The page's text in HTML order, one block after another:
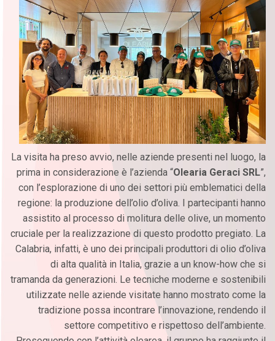
La visita ha preso avvio, nelle aziende presenti nel luogo, la
prima in considerazione è l’azienda “Olearia Geraci SRL”,
con l’esplorazione di uno dei settori più emblematici della
regione: la produzione dell’olio d’oliva. I partecipanti hanno
assistito al processo di molitura delle olive, un momento
cruciale per la realizzazione di questo prodotto pregiato. La
Calabria, infatti, è uno dei principali produttori di olio d’oliva
di alta qualità in Italia, grazie a un know-how che si
tramanda da generazioni. Le tecniche moderne e sostenibili
utilizzate nelle aziende visitate hanno mostrato come la
tradizione possa incontrare l’innovazione, rendendo il
settore competitivo e rispettoso dell’ambiente.